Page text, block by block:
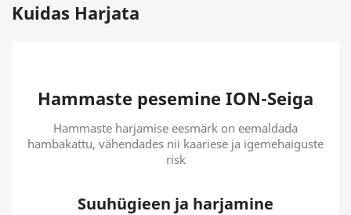
Kuidas Harjata
Hammaste pesemine ION-Seiga
Hammaste harjamise eesmärk on eemaldada
hambakattu, vähendades nii kaariese ja igemehaiguste
risk
Suuhügieen ja harjamine